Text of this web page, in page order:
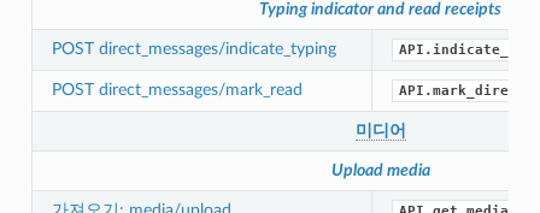
Typing indicator and read receipts
POST direct_messages/indicate_typing
POST direct_messages/mark_read
미디어
Upload media